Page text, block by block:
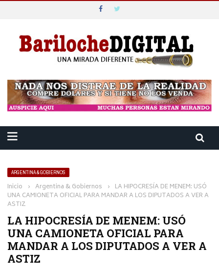
ARGENTINA & GOBIERNOS
Inicio › Argentina & Gobiernos › LA HIPOCRESÍA DE MENEM: USÓ
UNA CAMIONETA OFICIAL PARA MANDAR A LOS DIPUTADOS A VER A
ASTIZ
LA HIPOCRESÍA DE MENEM: USÓ
UNA CAMIONETA OFICIAL PARA
MANDAR A LOS DIPUTADOS A VER A
ASTIZ